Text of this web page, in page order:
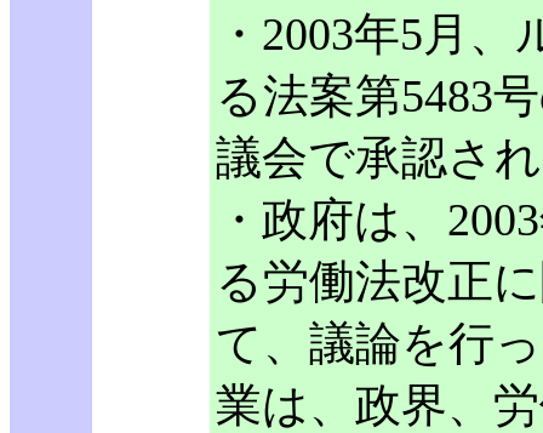
・2003年5月
る法案第5483
議会で承認さ
・政府は、
る労働法改正
て、議論を行
業は、政界、